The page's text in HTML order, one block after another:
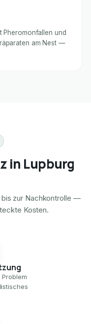
Pheromonfallen und
am Nest —
in Lupburg
zur Nachkontrolle —
Kosten.